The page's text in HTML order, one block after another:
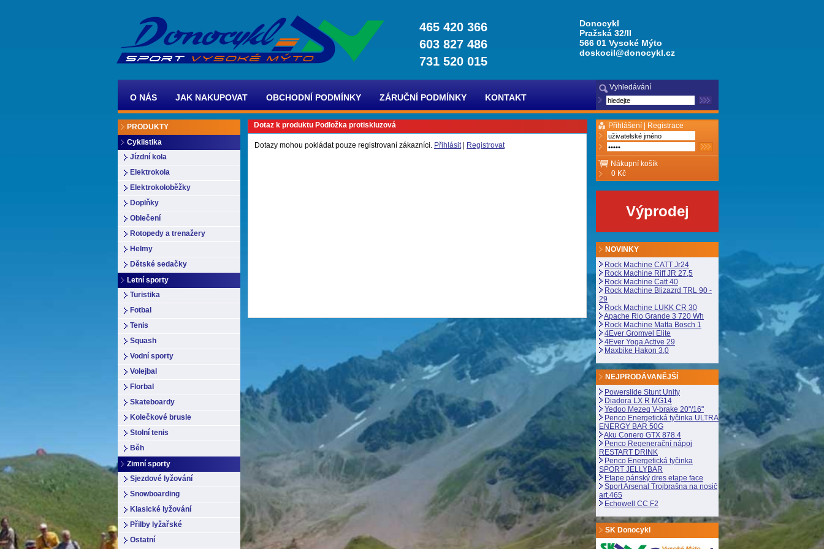
465 420 366
603 827 486
731 520 015
Donocykl
Pražská 32/II
566 01 Vysoké Mýto
doskocil@donocykl.cz
O NÁS JAK NAKUPOVAT OBCHODNÍ PODMÍNKY ZÁRUČNÍ PODMÍNKY KONTAKT
Vyhledávání
PRODUKTY
Cyklistika
Jízdní kola
Elektrokola
Elektrokoloběžky
Doplňky
Oblečení
Rotopedy a trenažery
Helmy
Dětské sedačky
Letní sporty
Turistika
Fotbal
Tenis
Squash
Vodní sporty
Volejbal
Florbal
Skateboardy
Kolečkové brusle
Stolní tenis
Běh
Zimní sporty
Sjezdové lyžování
Snowboarding
Klasické lyžování
Přilby lyžařské
Ostatní
Dotaz k produktu Podložka protiskluzová
Dotazy mohou pokládat pouze registrovaní zákazníci. Přihlásit| Registrovat
Přihlášení | Registrace
Nákupní košík
0 Kč
Výprodej
NOVINKY
Rock Machine CATT Jr24
Rock Machine Riff JR 27,5
Rock Machine Catt 40
Rock Machine Blizazrd TRL 90 -
29
Rock Machine LUKK CR 30
Apache Rio Grande 3 720 Wh
Rock Machine Matta Bosch 1
4Ever Gromvel Elite
4Ever Yoga Active 29
Maxbike Hakon 3,0
NEJPRODÁVANĚJŠÍ
Powerslide Stunt Unity
Diadora LX R MG14
Yedoo Mezeq V-brake 20"/16"
Penco Energetická tyčinka ULTRA
ENERGY BAR 50G
Aku Conero GTX 878.4
Penco Regenerační nápoj
RESTART DRINK
Penco Energetická tyčinka
SPORT JELLYBAR
Etape pánský dres etape face
Sport Arsenal Trojbrašna na nosič
art.465
Echowell CC F2
SK Donocykl